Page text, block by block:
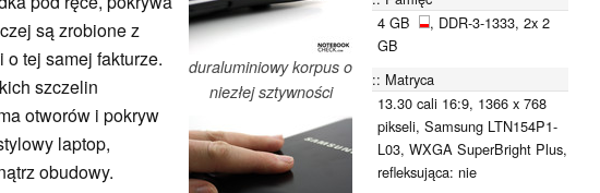
duraluminiowy korpus o
niezłej sztywności
są zrobione z
o tej samej fakturze.
szczelin
otworów i pokryw
laptop,
obudowy.
4 GB
, DDR-3-1333, 2x 2
GB
Matryca
13.30 cali 16:9, 1366 x 768
pikseli, Samsung LTN154P1-
L03, WXGA SuperBright Plus,
refleksująca: nie